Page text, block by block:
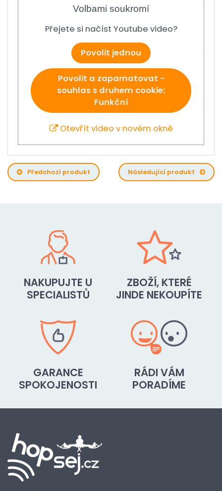
Volbami soukromí
Přejete si načíst Youtube video?
Povolit jednou
Povolit a zapamatovat -
souhlas s druhem cookie:
Funkční
Otevřít video v novém okně
Předchozí produkt Následující produkt
NAKUPUJTE U
SPECIALISTŮ
ZBOŽÍ, KTERÉ
JINDE NEKOUPÍTE
GARANCE
SPOKOJENOSTI
RÁDI VÁM
PORADÍME